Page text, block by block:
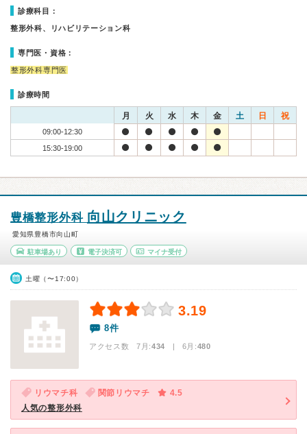
診療科目：
整形外科、リハビリテーション科
専門医・資格：
整形外科専門医
診療時間
月 火 水 木 金 土 日 祝
09:00-12:30
15:30-19:00
豊橋整形外科 向山クリニック
愛知県豊橋市向山町
駐車場あり 電子決済可 マイナ受付
土曜（〜17:00）
3.19
8件
アクセス数 7月:434 | 6月:480
リウマチ科 関節リウマチ
4.5
人気の整形外科